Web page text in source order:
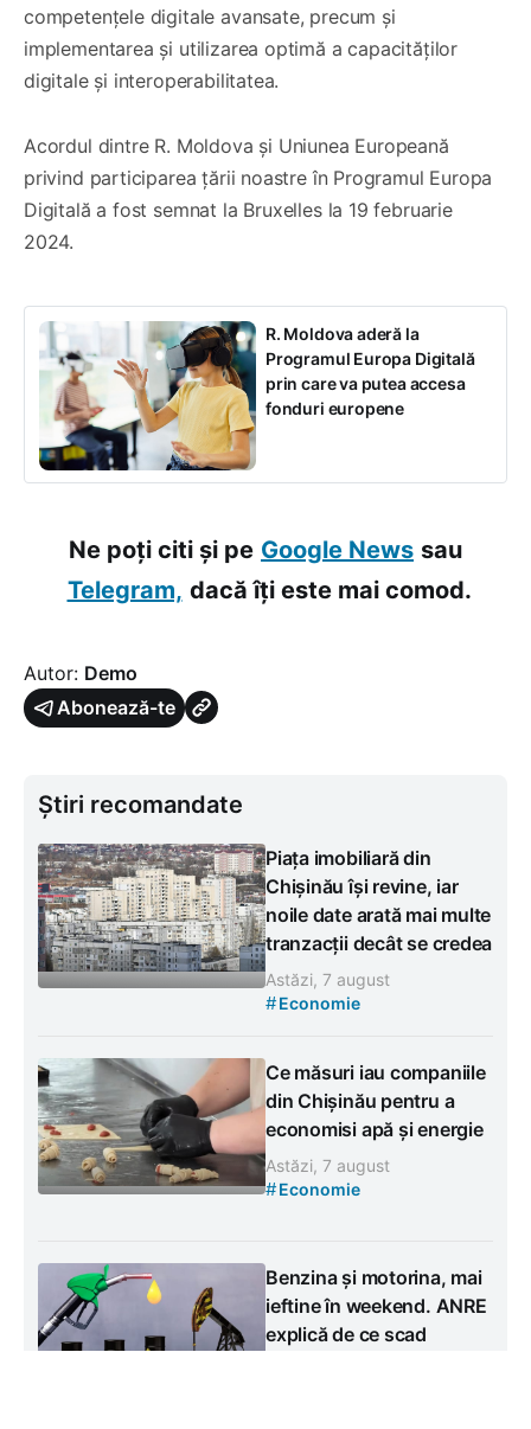
competențele digitale avansate, precum și
implementarea și utilizarea optimă a capacităților
digitale și interoperabilitatea.
Acordul dintre R. Moldova și Uniunea Europeană
privind participarea țării noastre în Programul Europa
Digitală a fost semnat la Bruxelles la 19 februarie
2024.
R. Moldova aderă la
Programul Europa Digitală
prin care va putea accesa
fonduri europene
Ne poți citi și pe Google News sau
Telegram, dacă îți este mai comod.
Autor: Demo
Abonează-te
Știri recomandate
Piața imobiliară din
Chișinău își revine, iar
noile date arată mai multe
tranzacții decât se credea
Astăzi, 7 august
#Economie
Ce măsuri iau companiile
din Chișinău pentru a
economisi apă și energie
Astăzi, 7 august
#Economie
Benzina și motorina, mai
ieftine în weekend. ANRE
explică de ce scad